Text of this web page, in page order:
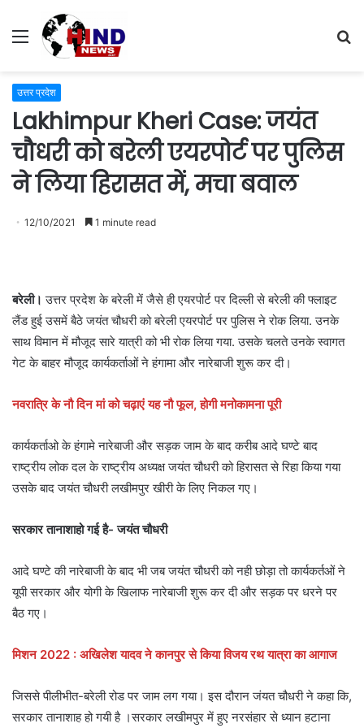
Menu
उत्तर प्रदेश
Lakhimpur Kheri Case: जयंत
चौधरी को बरेली एयरपोर्ट पर पुलिस
ने लिया हिरासत में, मचा बवाल
12/10/2021 1 minute read
बरेली।उत्तर प्रदेश के बरेली में जैसे ही एयरपोर्ट पर दिल्ली से बरेली की फ्लाइट
लैंड हुई उसमें बैठे जयंत चौधरी को बरेली एयरपोर्ट पर पुलिस ने रोक लिया. उनके
साथ विमान में मौजूद सारे यात्री को भी रोक लिया गया. उसके चलते उनके स्वागत
गेट के बाहर मौजूद कार्यकर्ताओं ने हंगामा और नारेबाजी शुरू कर दी।
नवरात्रि के नौ दिन मां को चढ़ाएं यह नौ फूल, होगी मनोकामना पूरी
कार्यकर्ताओ के हंगामे नारेबाजी और सड़क जाम के बाद करीब आदे घण्टे बाद
राष्ट्रीय लोक दल के राष्ट्रीय अध्यक्ष जयंत चौधरी को हिरासत से रिहा किया गया
उसके बाद जयंत चौधरी लखीमपुर खीरी के लिए निकल गए।
सरकार तानाशाहो गई है- जयंत चौधरी
आदे घण्टे की नारेबाजी के बाद भी जब जयंत चौधरी को नही छोड़ा तो कार्यकर्तओं ने
यूपी सरकार और योगी के खिलाफ नारेबाजी शुरू कर दी और सड़क पर धरने पर
बैठ गए।
मिशन 2022 : अखिलेश यादव ने कानपुर से किया विजय रथ यात्रा का आगाज
जिससे पीलीभीत-बरेली रोड पर जाम लग गया। इस दौरान जंयत चौधरी ने कहा कि,
सरकार तानाशाह हो गयी है ।सरकार लखीमपुर में हुए नरसंहार से ध्यान हटाना